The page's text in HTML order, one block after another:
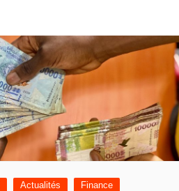
Actualités Finance